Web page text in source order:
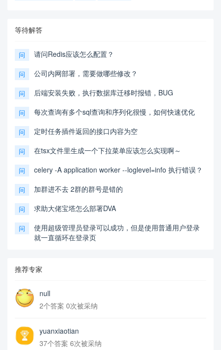
等待解答
问 请问Redis应该怎么配置？
问 公司内网部署，需要做哪些修改？
问 后端安装失败，执行数据库迁移时报错，BUG
问 每次查询有多个sql查询和序列化很慢，如何快速优化
问 定时任务插件返回的接口内容为空
问 在tsx文件里生成一个下拉菜单应该怎么实现啊～
问 celery -A application worker --loglevel=info 执行错误？
问 加群进不去 2群的群号是错的
问 求助大佬宝塔怎么部署DVA
问
使用超级管理员登录可以成功，但是使用普通用户登录
就一直循环在登录页
推荐专家
null
2个答案 0次被采纳
yuanxiaotian
37个答案 6次被采纳